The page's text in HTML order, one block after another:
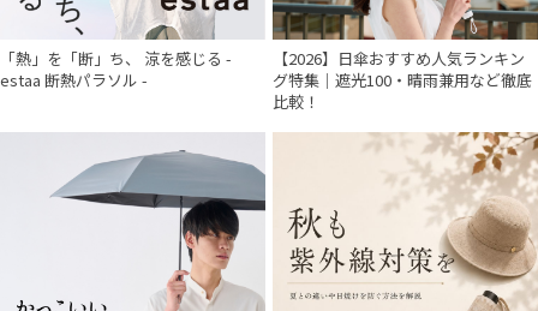
「熱」を「断」ち、 涼を感じる -
estaa 断熱パラソル -
【2026】日傘おすすめ人気ランキン
グ特集｜遮光100・晴雨兼用など徹底
比較！